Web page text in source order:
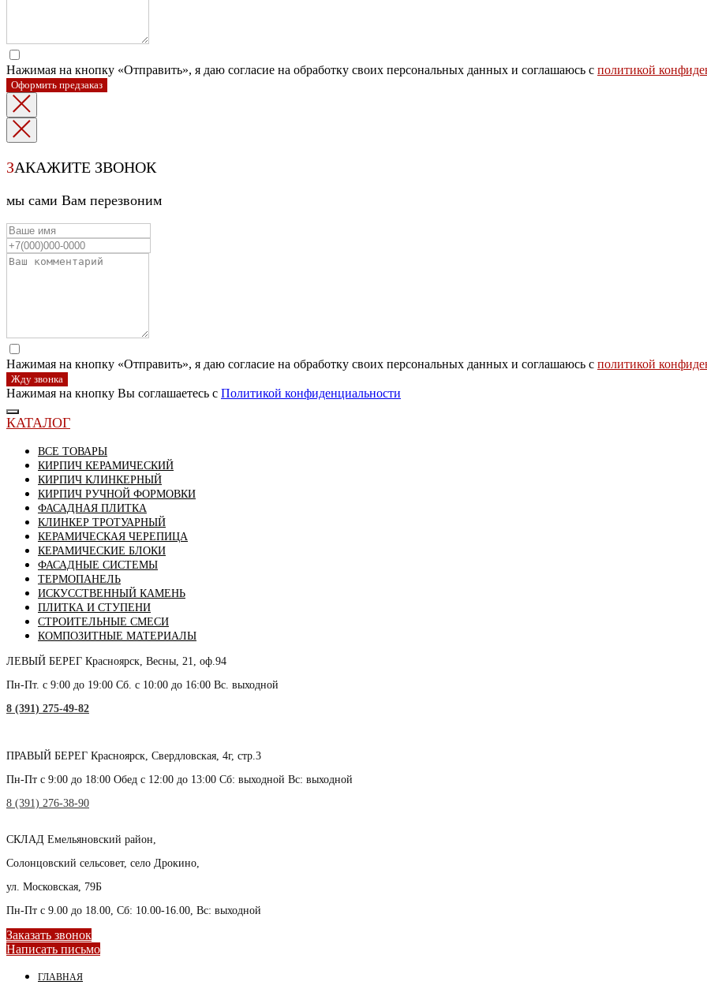
Нажимая на кнопку «Отправить», я даю согласие на обработку своих персональных данных и соглашаюсь с политикой
Оформить предзаказ
ЗАКАЖИТЕ ЗВОНОК
мы сами Вам перезвоним
Нажимая на кнопку «Отправить», я даю согласие на обработку своих персональных данных и соглашаюсь с политикой
Жду звонка
Нажимая на кнопку Вы соглашаетесь с Политикой конфиденциальности
КАТАЛОГ
ВСЕ ТОВАРЫ
КИРПИЧ КЕРАМИЧЕСКИЙ
КИРПИЧ КЛИНКЕРНЫЙ
КИРПИЧ РУЧНОЙ ФОРМОВКИ
ФАСАДНАЯ ПЛИТКА
КЛИНКЕР ТРОТУАРНЫЙ
КЕРАМИЧЕСКАЯ ЧЕРЕПИЦА
КЕРАМИЧЕСКИЕ БЛОКИ
ФАСАДНЫЕ СИСТЕМЫ
ТЕРМОПАНЕЛЬ
ИСКУССТВЕННЫЙ КАМЕНЬ
ПЛИТКА И СТУПЕНИ
СТРОИТЕЛЬНЫЕ СМЕСИ
КОМПОЗИТНЫЕ МАТЕРИАЛЫ
ЛЕВЫЙ БЕРЕГ Красноярск, Весны, 21, оф.94
Пн-Пт. с 9:00 до 19:00 Сб. с 10:00 до 16:00 Вс. выходной
8 (391) 275-49-82
ПРАВЫЙ БЕРЕГ Красноярск, Свердловская, 4г, стр.3
Пн-Пт с 9:00 до 18:00 Обед с 12:00 до 13:00 Сб: выходной Вс: выходной
8 (391) 276-38-90
СКЛАД Емельяновский район,
Солонцовский сельсовет, село Дрокино,
ул. Московская, 79Б
Пн-Пт с 9.00 до 18.00, Сб: 10.00-16.00, Вс: выходной
Заказать звонок
Написать письмо
ГЛАВНАЯ